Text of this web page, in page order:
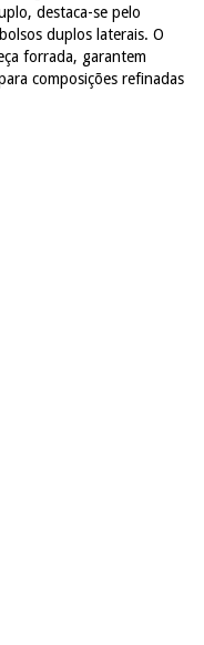
destaca-se pelo
duplos laterais. O
forrada, garantem
composições refinadas